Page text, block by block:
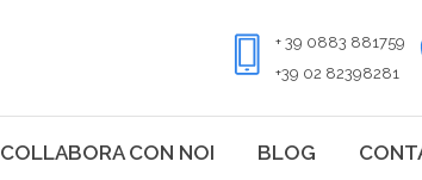
+ 39 0883 881759
+39 02 82398281
COLLABORA CON NOI BLOG